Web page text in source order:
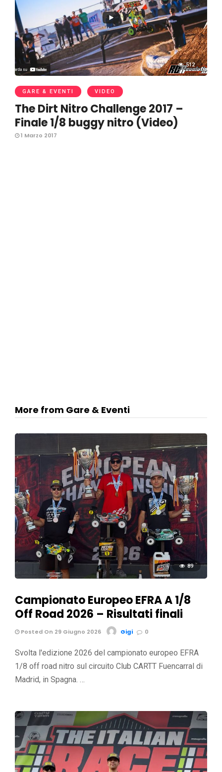
512
GARE & EVENTI VIDEO
The Dirt Nitro Challenge 2017 –
Finale 1/8 buggy nitro (Video)
1 Marzo 2017
More from Gare & Eventi
89
Campionato Europeo EFRA A 1/8
Off Road 2026 – Risultati finali
Posted On 29 Giugno 2026 Gigi 0
Svolta l'edizione 2026 del campionato europeo EFRA
1/8 off road nitro sul circuito Club CARTT Fuencarral di
Madrid, in Spagna. …